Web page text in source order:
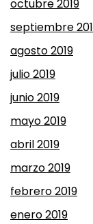
octubre 2019
septiembre
agosto 2019
julio 2019
junio 2019
mayo 2019
abril 2019
marzo 2019
febrero 2019
enero 2019